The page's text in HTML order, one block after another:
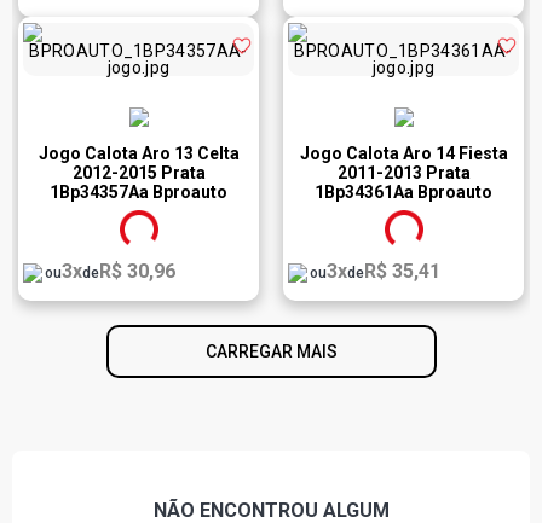
Jogo Calota Aro 13 Celta
2012-2015 Prata
1Bp34357Aa Bproauto
ou3xdeR$ 30,96
Jogo Calota Aro 14 Fiesta
2011-2013 Prata
1Bp34361Aa Bproauto
ou3xdeR$ 35,41
CARREGAR MAIS
NÃO ENCONTROU ALGUM